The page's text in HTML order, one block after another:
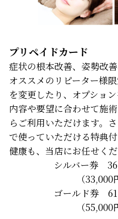
プリペイドカード
症状の根本改善、姿勢改
オススメのリピーター様
を変更したり、オプショ
内容や要望に合わせて施
らご利用いただけます。
で使っていただける特典
健康も、当店にお任せくだ
シルバー券
（33,000
ゴールド券
（55,000